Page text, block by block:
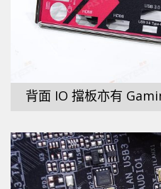
背面 IO 擋板亦有